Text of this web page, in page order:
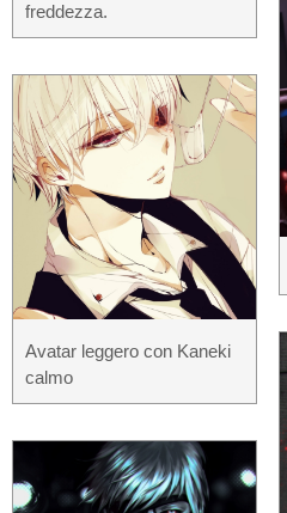
freddezza.
Avatar leggero con Kaneki
calmo